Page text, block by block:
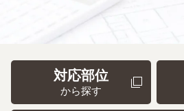
対応部位
から探す